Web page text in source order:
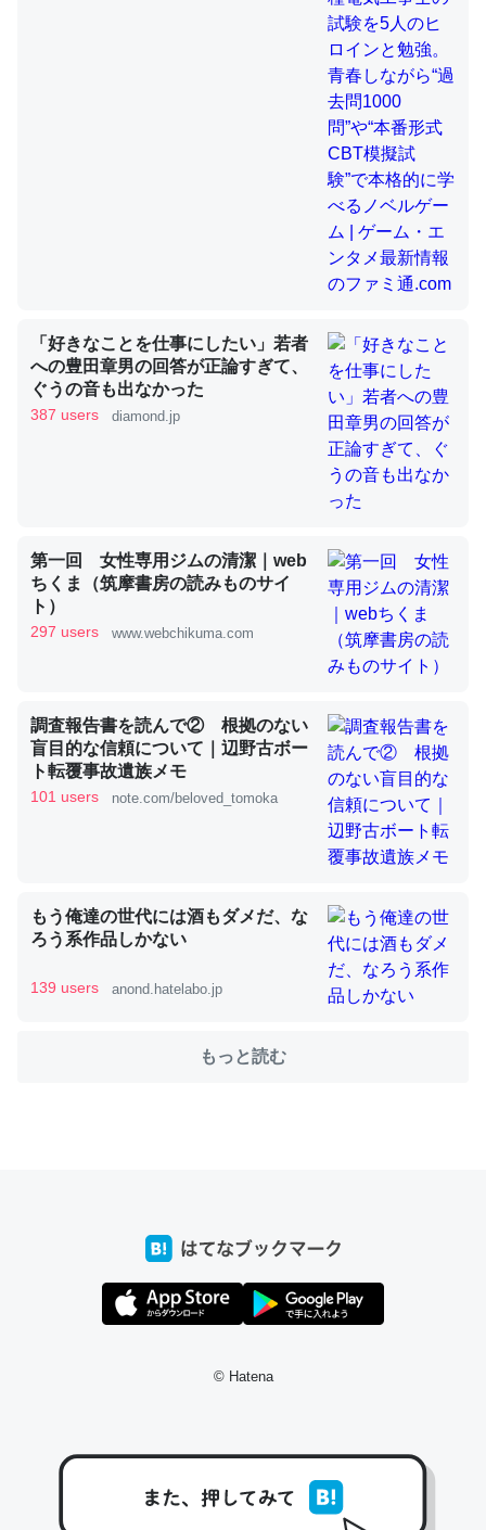
昆虫ってカルシウム少ないのか。知らんかった。調べたら
コオロギのカルシウム分はエビの600分の1程度。
─ニュース :: 【研究発表】昆虫学の大問題＝「昆虫はなぜ海にいな
論文では「淡水はカルシウムも酸素も不足してて両方に不
利だから両方が拮抗してるのでは」とあって面白い。海に
ずキチンを強化してる筈だが、酵素が違うのか？
─ニュース :: 【研究発表】昆虫学の大問題＝「昆虫はなぜ海にいな
いのか」に関する新仮説
類は苦労してるんだな…。腹足類だと殻を無くしてナメク
ジになったり努力してるし。
─ニュース :: 【研究発表】昆虫学の大問題＝「昆虫はなぜ海にいな
いのか」に関する新仮説
ウチもEchoを実家に置いて４年。でたまに覗いてる。ぼ
ちぼちRingも置こうかと画策中。あと、Googleマップで
位置情報を共有してる。電池残量や充電中かが分かるので
とかSpotifyを支払う孝行もできる。一生で親と会える残
私も3年前ぐらいに祖母の家に設置した。ポケットWifiみ
たいなのでネット環境作ったけどAlexaしか使わないので
https://toyoshi.hatenablog.com/entry/2019/05/15/1805
コミュニケーションが劇的に変化した｜tayorini by LIFULL介護
「好きなことを仕事にしたい」若者
への豊田章男の回答が正論すぎて、
ぐうの音も出なかった
387 users diamond.jp
第一回 女性専用ジムの清潔｜web
ちくま（筑摩書房の読みものサイ
ト）
297 users www.webchikuma.com
調査報告書を読んで② 根拠のない
盲目的な信頼について｜辺野古ボー
ト転覆事故遺族メモ
101 users note.com/beloved_tomoka
もう俺達の世代には酒もダメだ、な
ろう系作品しかない
139 users anond.hatelabo.jp
もっと読む
© Hatena